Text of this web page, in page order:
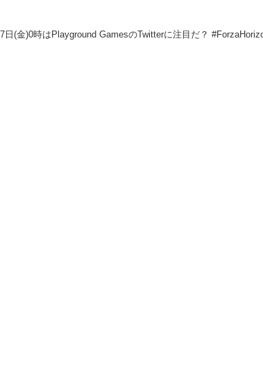
日(金)0時はPlayground GamesのTwitterに注目だ？